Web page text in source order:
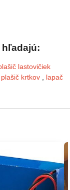
hľadajú:
lastovičiek
plašič krtkov
lapač